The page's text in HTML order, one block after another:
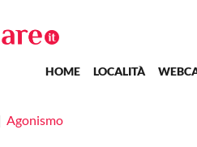
Main navigation
HOME LOCALITÀ
Agonismo